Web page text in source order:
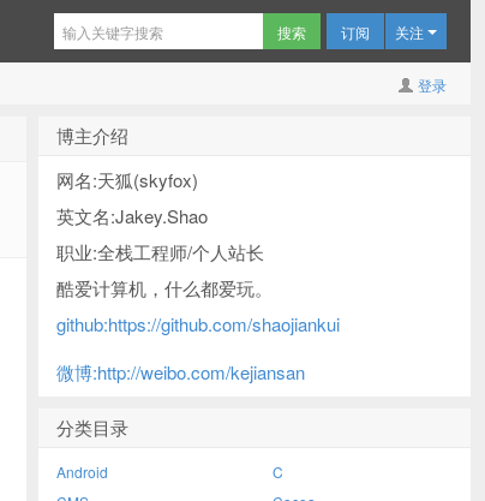
订阅 关注
登录
博主介绍
网名:天狐(skyfox)
英文名:Jakey.Shao
职业:全栈工程师/个人站长
酷爱计算机，什么都爱玩。
github:https://github.com/shaojiankui
微博:http://weibo.com/kejiansan
分类目录
Android
C